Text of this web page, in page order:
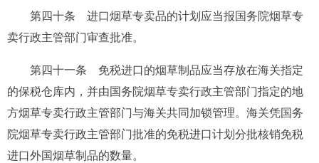
第四十条 进口烟草专卖品的计划应当报国务院烟草专
卖行政主管部门审查批准。
第四十一条 免税进口的烟草制品应当存放在海关指定
的保税仓库内，并由国务院烟草专卖行政主管部门指定的地
方烟草专卖行政主管部门与海关共同加锁管理。海关凭国务
院烟草专卖行政主管部门批准的免税进口计划分批核销免税
进口外国烟草制品的数量。